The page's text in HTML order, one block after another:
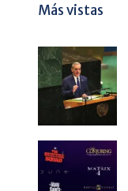
Más vistas